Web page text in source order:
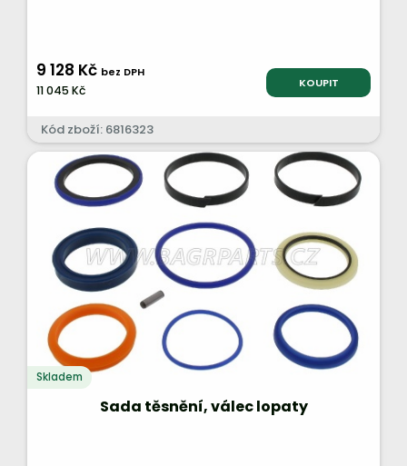
9 128 Kč bez DPH
11 045 Kč KOUPIT
Kód zboží: 6816323
Skladem
Sada těsnění, válec lopaty